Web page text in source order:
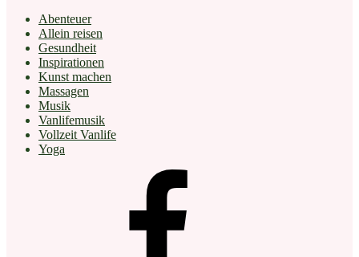
Abenteuer
Allein reisen
Gesundheit
Inspirationen
Kunst machen
Massagen
Musik
Vanlifemusik
Vollzeit Vanlife
Yoga